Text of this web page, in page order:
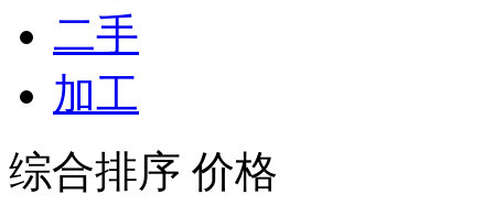
二手
加工
综合排序 价格